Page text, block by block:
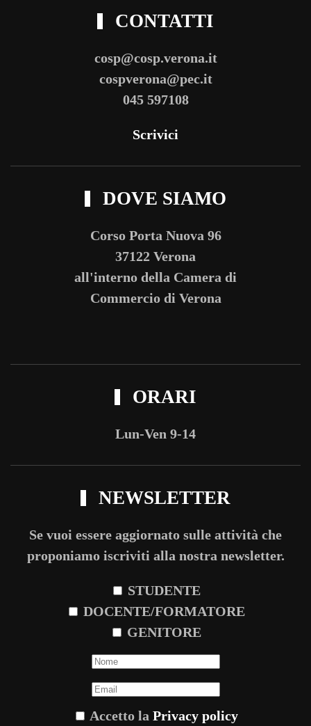
CONTATTI
cosp@cosp.verona.it
cospverona@pec.it
045 597108
Scrivici
DOVE SIAMO
Corso Porta Nuova 96
37122 Verona
all'interno della Camera di
Commercio di Verona
ORARI
Lun-Ven 9-14
NEWSLETTER
Se vuoi essere aggiornato sulle attività che
proponiamo iscriviti alla nostra newsletter.
STUDENTE
DOCENTE/FORMATORE
GENITORE
Accetto la Privacy policy